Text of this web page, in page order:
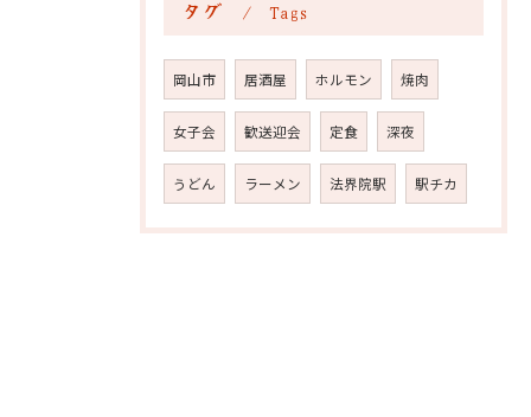
タグ Tags
岡山市 居酒屋 ホルモン 焼肉
女子会 歓送迎会 定食 深夜
うどん ラーメン 法界院駅 駅チカ